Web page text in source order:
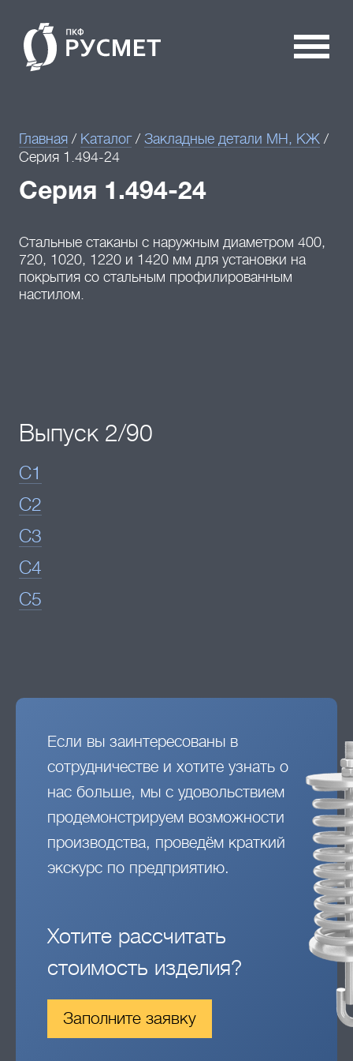
Главная / Каталог / Закладные детали МН, КЖ /
Серия 1.494-24
Серия 1.494-24
Стальные стаканы с наружным диаметром 400,
720, 1020, 1220 и 1420 мм для установки на
покрытия со стальным профилированным
настилом.
Выпуск 2/90
C1
C2
C3
C4
C5
Если вы заинтересованы в
сотрудничестве и хотите узнать о
нас больше, мы с удовольствием
продемонстрируем возможности
производства, проведём краткий
экскурс по предприятию.
Хотите рассчитать
стоимость изделия?
Заполните заявку